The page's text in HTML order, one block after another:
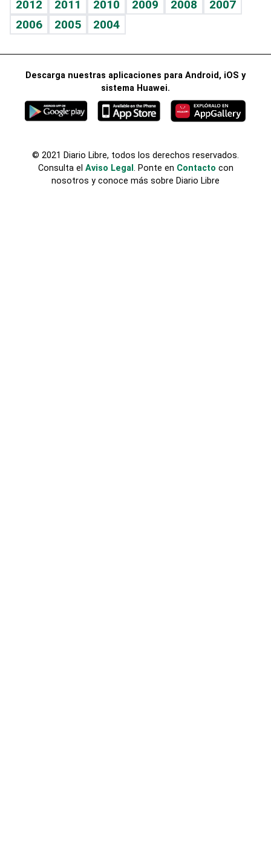
Celebrando la vida
Sin complejos
En pocas palabras
Escuchando al corazón
Economía Personal
2012
2011 2010 2009 2008
2007
2006
2005 2004
Descarga nuestras aplicaciones para Android, iOS y
sistema Huawei.
© 2021 Diario Libre, todos los derechos reservados.
Consulta el Aviso Legal . Ponte en Contacto con
nosotros y conoce más sobre Diario Libre